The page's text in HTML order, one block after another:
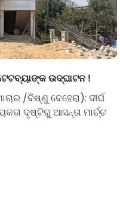
ଉଦ୍ଘାଟନ !
/ବିଷ୍ଣୁ ବେହେରା): ଦୀର୍ଘ
ଦୃଷ୍ଟିରୁ ଆସନ୍ତା ମାର୍ଚ୍ଚ